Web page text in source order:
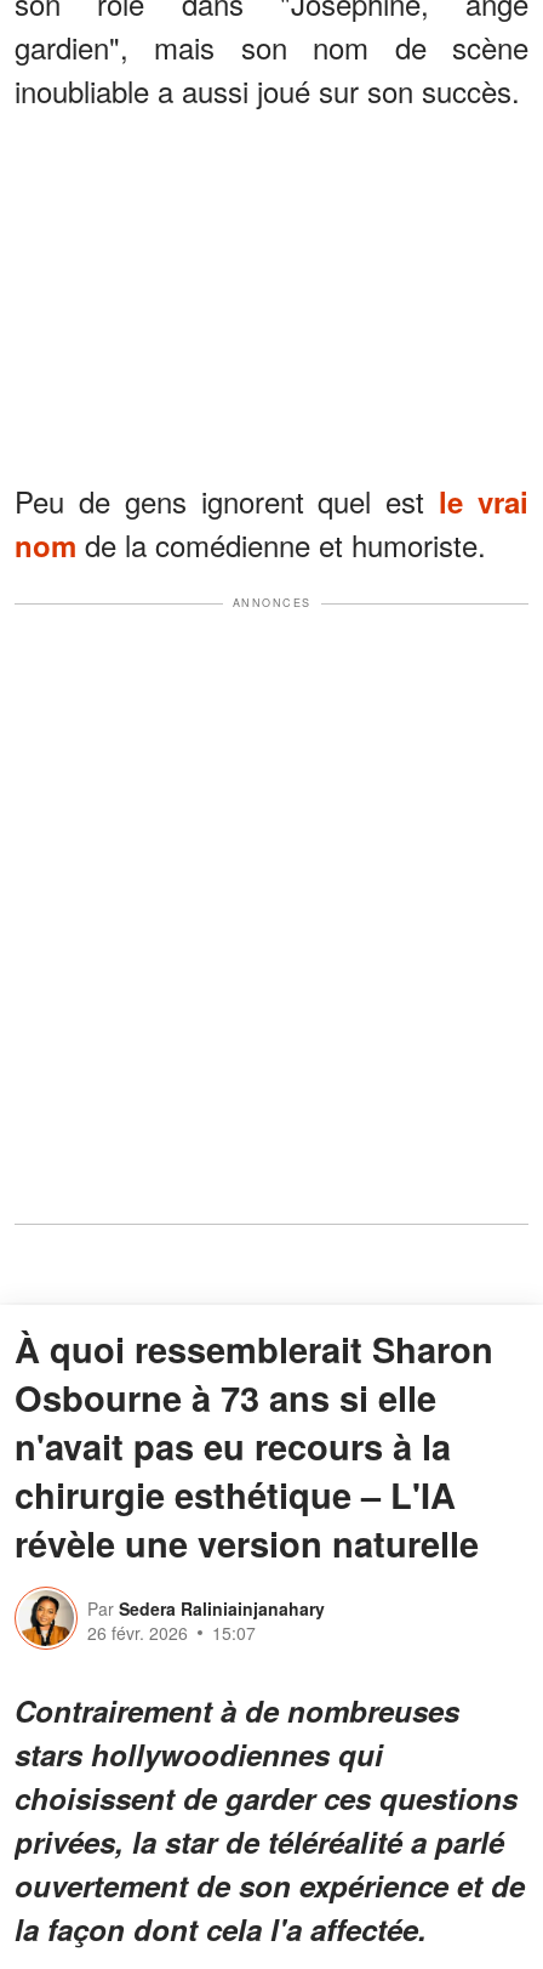
gardien", mais son nom de scène
inoubliable a aussi joué sur son succès.
Peu de gens ignorent quel est le vrai
nom de la comédienne et humoriste.
ANNONCES
À quoi ressemblerait Sharon
Osbourne à 73 ans si elle
n'avait pas eu recours à la
chirurgie esthétique – L'IA
révèle une version naturelle
Par Sedera Raliniainjanahary
26 févr. 2026
15:07
Contrairement à de nombreuses
stars hollywoodiennes qui
choisissent de garder ces questions
privées, la star de téléréalité a parlé
ouvertement de son expérience et de
la façon dont cela l'a affectée.